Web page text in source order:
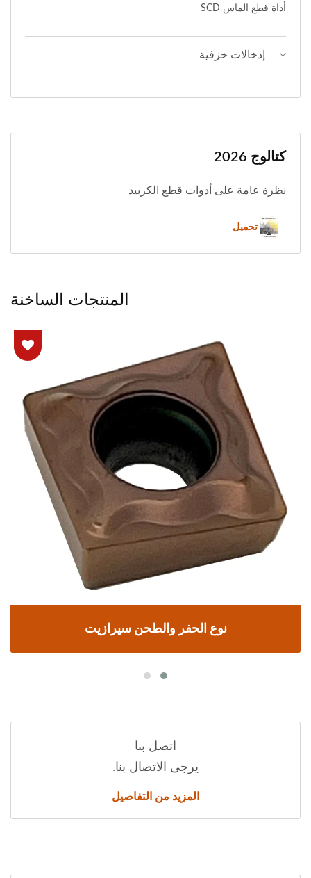
أداة قطع الماس SCD
إدخالات خزفية
كتالوج 2026
نظرة عامة على أدوات قطع الكربيد
تحميل
المنتجات الساخنة
نوع الحفر والطحن سيرازيت
اتصل بنا
يرجى الاتصال بنا.
المزيد من التفاصيل